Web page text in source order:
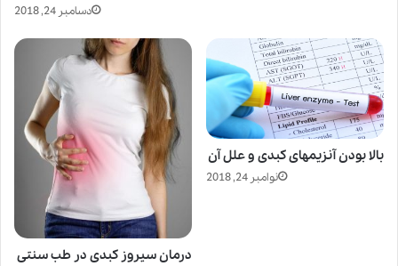
دسامبر 24, 2018
درمان سیروز کبدی در طب سنتی
بالا بودن آنزیمهای کبدی و علل آن
نوامبر 24, 2018